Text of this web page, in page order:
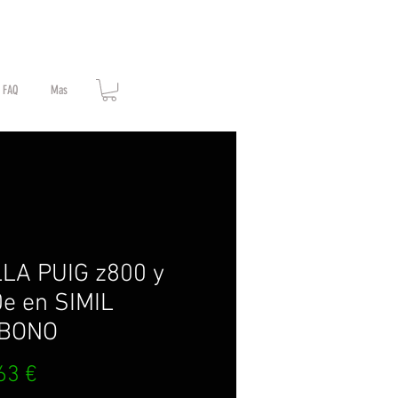
FAQ Mas
PUIG z800 y
en SIMIL
€